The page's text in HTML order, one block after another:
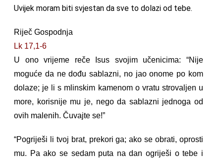
Uvijek moram biti svjestan da sve to dolazi od tebe.
Riječ Gospodnja
Lk 17,1-6
U ono vrijeme reče Isus svojim učenicima: “Nije
moguće da ne dođu sablazni, no jao onome po kom
dolaze; je li s mlinskim kamenom o vratu strovaljen u
more, korisnije mu je, nego da sablazni jednoga od
ovih malenih. Čuvajte se!”
“Pogriješi li tvoj brat, prekori ga; ako se obrati, oprosti
mu. Pa ako se sedam puta na dan ogriješi o tebe i